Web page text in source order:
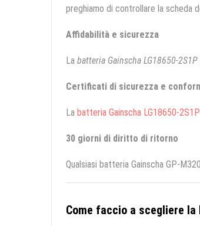
preghiamo di controllare la scheda
Affidabilità e sicurezza
La batteria Gainscha LG18650-2S1P
Certificati di sicurezza e
La batteria Gainscha LG18650-2S1P
30 giorni di diritto di ritorno
Qualsiasi batteria Gainscha GP-
Come faccio a scegliere